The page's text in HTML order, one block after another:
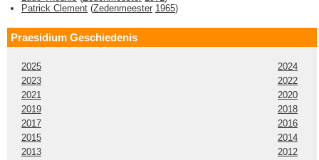
Patrick Clement (Zedenmeester 1965)
Praesidium Geschiedenis
2025
2024
2023
2022
2021
2020
2019
2018
2017
2016
2015
2014
2013
2012